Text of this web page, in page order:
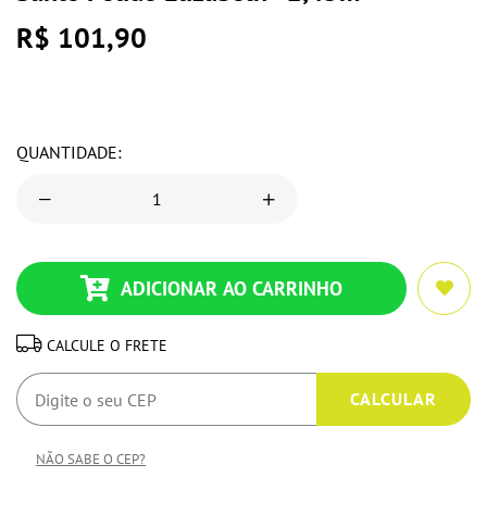
R$ 101,90
QUANTIDADE:
ADICIONAR AO CARRINHO
CALCULE O FRETE
NÃO SABE O CEP?